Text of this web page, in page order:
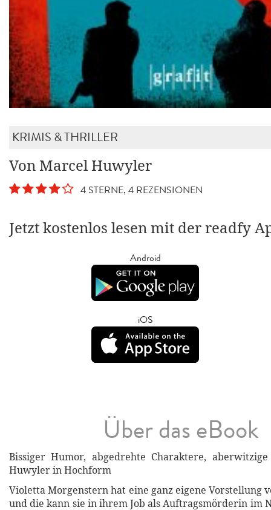
KRIMIS & THRILLER
Von Marcel Huwyler
4 STERNE, 4 REZENSIONEN
Jetzt kostenlos lesen mit der readfy
Android
iOS
Über das eBook
Bissiger Humor, abgedrehte Charaktere,
Huwyler in Hochform
Violetta Morgenstern hat eine ganz eigene Vorstellung
und die kann sie in ihrem Job als Auftragsmörderin im